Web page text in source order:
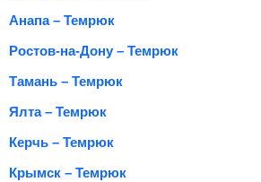
Анапа – Темрюк
Ростов-на-Дону – Темрюк
Тамань – Темрюк
Ялта – Темрюк
Керчь – Темрюк
Крымск – Темрюк